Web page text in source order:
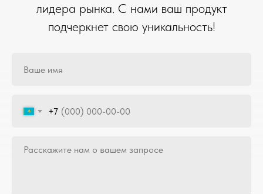
лидера рынка. С нами ваш продукт
подчеркнет свою уникальность!
+7